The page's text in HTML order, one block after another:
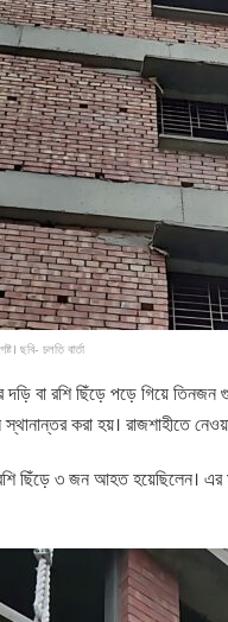
ছবি- চলতি বার্তা
দড়ি বা রশি ছিঁড়ে পড়ে গিয়ে
স্থানান্তর করা হয়।
রশি ছিঁড়ে ৩ জন আহত হয়েছিলেন।